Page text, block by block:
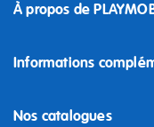
À propos de
Informations
Nos catalogues